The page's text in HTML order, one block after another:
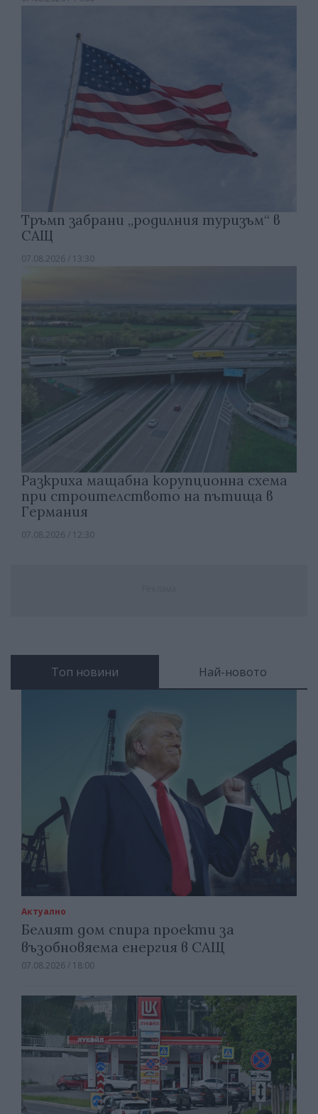
Тръмп забрани „родилния туризъм“ в
САЩ
07.08.2026 / 13:30
Разкриха мащабна корупционна схема
при строителството на пътища в
Германия
07.08.2026 / 12:30
Топ новини Най-новото
Актуално
Белият дом спира проекти за
възобновяема енергия в САЩ
07.08.2026 / 18:00